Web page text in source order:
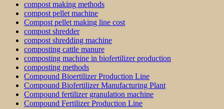
compost making methods
compost pellet machine
Compost pellet making line cost
compost shredder
compost shredding machine
composting cattle manure
composting machine in biofertilizer production
composting methods
Compound Bioertilizer Production Line
Compound Biofertilizer Manufacturing Plant
Compound fertilizer granulation machine
Compound Fertilizer Production Line